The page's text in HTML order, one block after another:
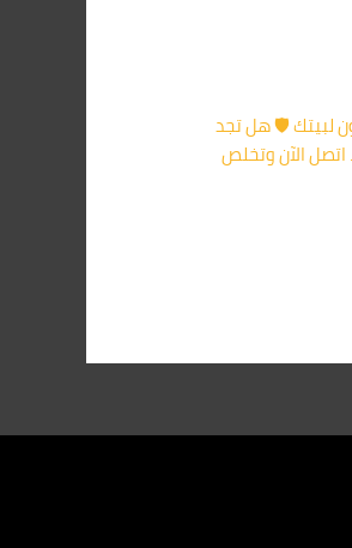
الجذري المضمون لبيتك 🛡️ هل تجد
الآن وتخلص